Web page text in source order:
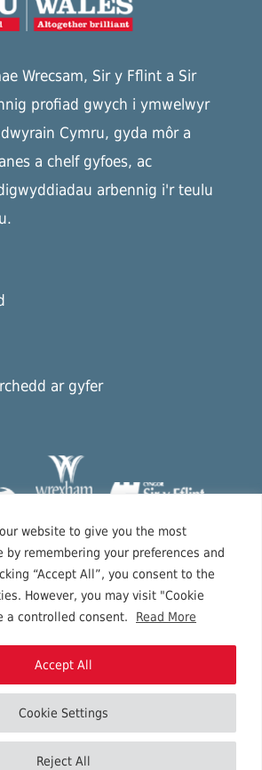
website to give you the most
by remembering your preferences and
“Accept All”, you consent to the
However, you may visit "Cookie
a controlled consent.
Read More
Cookie Settings
Reject All
Accept All
Wrecsam, Sir y Fflint a Sir
profiad gwych i ymwelwyr
Cymru, gyda môr a
a chelf gyfoes, ac
arbennig i'r teulu
ar gyfer
Gogledd Ddwyrain Cymru.